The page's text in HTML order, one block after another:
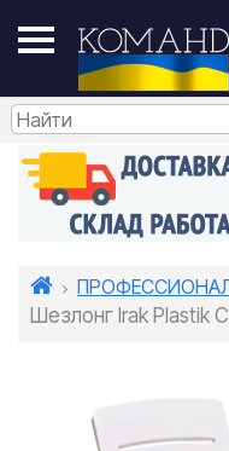
Шезлонг Irak Plastik